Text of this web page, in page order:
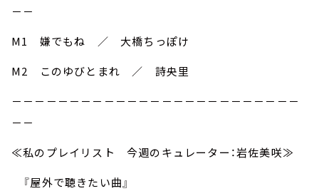
－－
M1 嫌でもね ／ 大橋ちっぽけ
M2 このゆびとまれ ／ 詩央里
－－－－－－－－－－－－－－－－－－－－－－－－－
－－
≪私のプレイリスト 今週のキュレーター：岩佐美咲≫
『屋外で聴きたい曲』